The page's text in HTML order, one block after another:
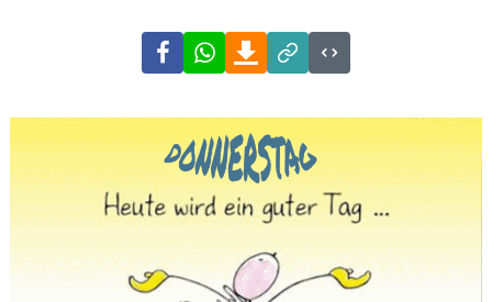
FacebookWhatsAppDownload
Link
Code